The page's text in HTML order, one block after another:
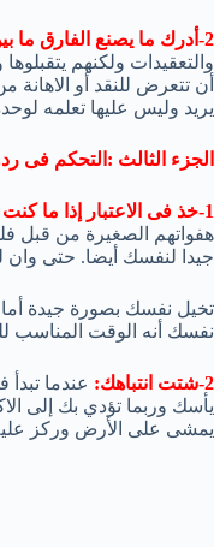
2-أدرك ما يصنع الفارق ما بين الحقائق الواقعية و الوساوس الداخلية:
والتعقيدات ولكنهم
أن تتعرض للنقد أو
يريد وليس عليها تعلمه
الجزء الثالث :التحكم فى
1-خذ فى الاعتبار إذا ما كنت تحكم على الآخرين بقسوة.
هفواتهم الصغيرة من قبل
جيدا لنفسك أيضا. حتى وان
تخيل نفسك بصورة جيدة
نفسك أنه الوقت المناسب
2-شتت انتباهك:
عندما
يأسك وربما تؤدي بك إلى
يمشى على الأرض وركز